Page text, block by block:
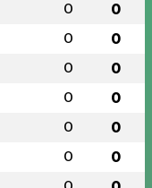
0 0
0 0
0 0
0 0
0 0
0 0